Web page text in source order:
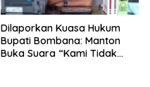
Dilaporkan Kuasa Hukum
Bupati Bombana: Manton
Buka Suara “Kami Tidak